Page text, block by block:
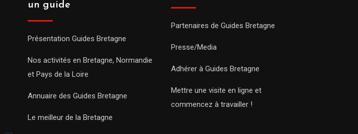
un guide
Présentation Guides Bretagne
Nos activités en Bretagne, Normandie
et Pays de la Loire
Annuaire des Guides Bretagne
Le meilleur de la Bretagne
Partenaires de Guides Bretagne
Presse/Media
Adhérer à Guides Bretagne
Mettre une visite en ligne et
commencez à travailler !